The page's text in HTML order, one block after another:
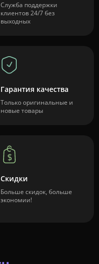
Служба поддержки
клиентов 24/7 без
выходных
Гарантия качества
Только оригинальные и
новые товары
Скидки
Больше скидок, больше
экономии!